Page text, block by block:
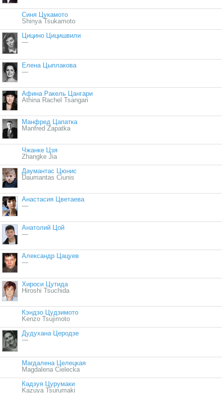
Синя Цукамото
Shinya Tsukamoto
Цицино Цицишвили
—
Елена Цыплакова
—
Афина Ракель Цангари
Athina Rachel Tsangari
Манфред Цапатка
Manfred Zapatka
Чжанке Цзя
Zhangke Jia
Даумантас Цюнис
Daumantas Ciunis
Анастасия Цветаева
—
Анатолий Цой
—
Александр Цацуев
—
Хироси Цутида
Hiroshi Tsuchida
Кэндзо Цудзимото
Kenzo Tsujimoto
Дудухана Церодзе
—
Магдалена Целецкая
Magdalena Cielecka
Кадзуя Цурумаки
Kazuya Tsurumaki